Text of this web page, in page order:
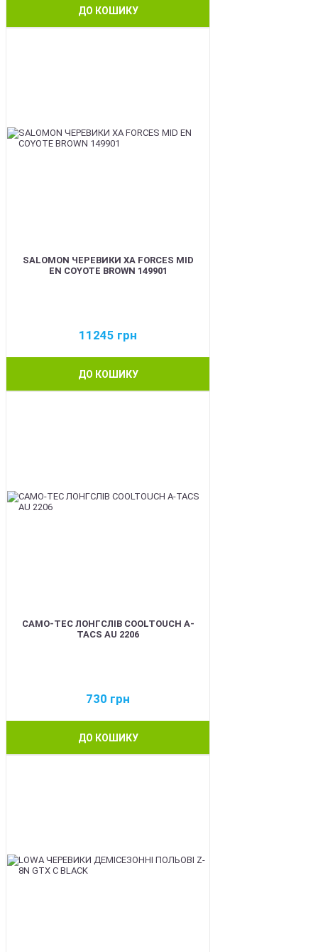
ДО КОШИКУ
SALOMON ЧЕРЕВИКИ XA FORCES MID
EN COYOTE BROWN 149901
11245 грн
ДО КОШИКУ
CAMO-TEC ЛОНГСЛІВ COOLTOUCH A-
TACS AU 2206
730 грн
ДО КОШИКУ